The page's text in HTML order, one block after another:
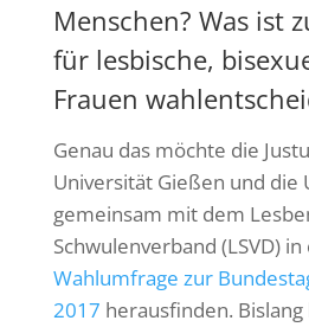
Menschen? Was ist
für lesbische,
Frauen
Genau das möchte die
Universität Gießen und die
gemeinsam mit dem
Schwulenverband (LSVD)
Wahlumfrage zur
2017 herausfinden.